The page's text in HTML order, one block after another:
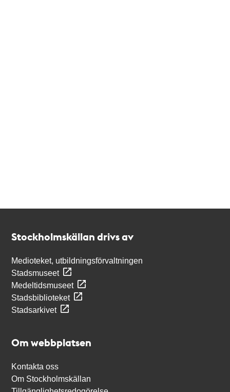
Stockholmskällan drivs av
Medioteket, utbildningsförvaltningen
Stadsmuseet
Medeltidsmuseet
Stadsbiblioteket
Stadsarkivet
Om webbplatsen
Kontakta oss
Om Stockholmskällan